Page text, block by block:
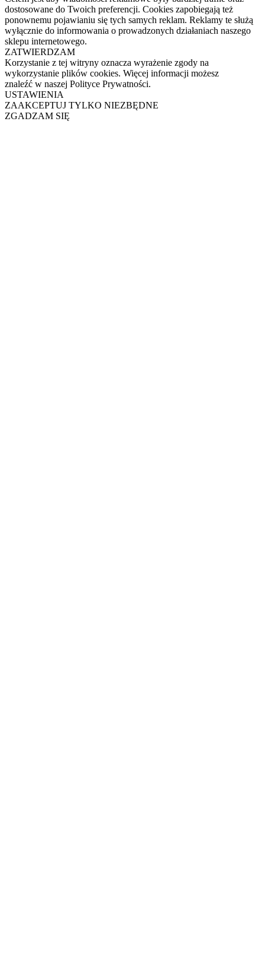
dostosowane do Twoich preferencji. Cookies zapobiegają też
ponownemu pojawianiu się tych samych reklam. Reklamy te służą
wyłącznie do informowania o prowadzonych działaniach naszego
sklepu internetowego.
ZATWIERDZAM
Korzystanie z tej witryny oznacza wyrażenie zgody na
wykorzystanie plików cookies. Więcej informacji możesz
znaleźć w naszej Polityce Prywatności.
USTAWIENIA
ZAAKCEPTUJ TYLKO NIEZBĘDNE
ZGADZAM SIĘ